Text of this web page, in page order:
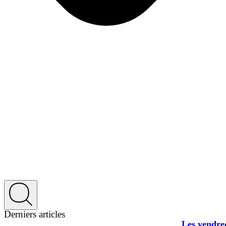
Derniers articles
Les